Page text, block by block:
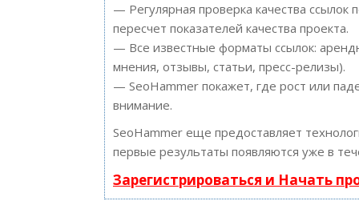
— Регулярная проверка качества
пересчет показателей качества проекта.
— Все известные форматы ссылок:
мнения, отзывы, статьи, пресс-релизы).
— SeoHammer покажет, где рост или
внимание.
SeoHammer еще предоставляет
первые результаты появляются уже в
Зарегистрироваться и Начать